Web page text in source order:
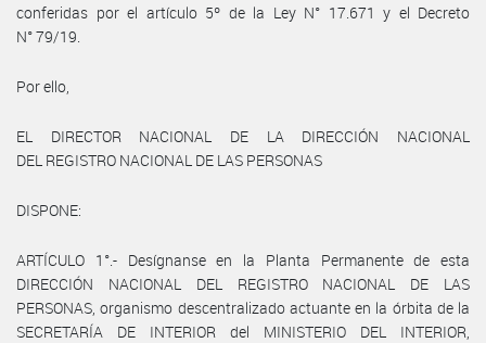
conferidas por el artículo 5º de la Ley N° 17.671 y el Decreto
N° 79/19.
Por ello,
EL DIRECTOR NACIONAL DE LA DIRECCIÓN NACIONAL
DEL REGISTRO NACIONAL DE LAS PERSONAS
DISPONE:
ARTÍCULO 1°.- Desígnanse en la Planta Permanente de esta
DIRECCIÓN NACIONAL DEL REGISTRO NACIONAL DE LAS
PERSONAS, organismo descentralizado actuante en la órbita de la
SECRETARÍA DE INTERIOR del MINISTERIO DEL INTERIOR,